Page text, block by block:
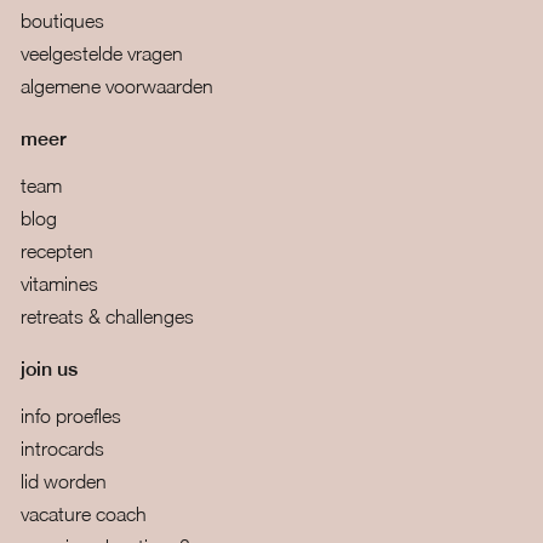
boutiques
veelgestelde vragen
algemene voorwaarden
meer
team
blog
recepten
vitamines
retreats & challenges
join us
info proefles
introcards
lid worden
vacature coach